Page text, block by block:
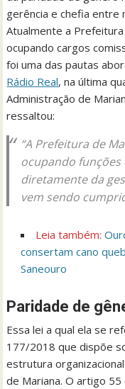
gerência e chefia entre
Atualmente a
ocupando cargos
foi uma das pautas
Rádio Real, na última
Administração de
ressaltou:
“A Prefeitura de
ocupando
diretamente da
vem sendo
Leia também:
consertam cano
Saneouro
Paridade de
Essa lei a qual ela se
177/2018 que dispõe
estrutura
de Mariana. O artigo